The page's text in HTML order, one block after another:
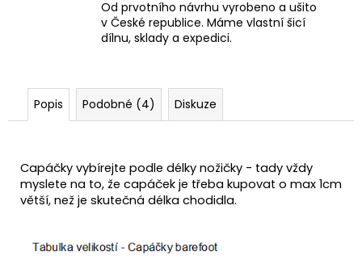
Od prvotního návrhu vyrobeno a ušito
v České republice. Máme vlastní šicí
dílnu, sklady a expedici.
Popis Podobné (4) Diskuze
Capáčky vybírejte podle délky nožičky - tady vždy
myslete na to, že capáček je třeba kupovat o max 1cm
větší, než je skutečná délka chodidla.